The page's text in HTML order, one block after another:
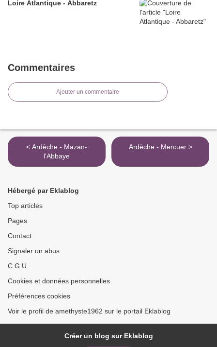
Loire Atlantique - Abbaretz
Commentaires
Ajouter un commentaire
< Ardèche - Mazan-
l'Abbaye
Ardèche - Mercuer >
Hébergé par Eklablog
Top articles
Pages
Contact
Signaler un abus
C.G.U.
Cookies et données personnelles
Préférences cookies
Voir le profil de amethyste1962 sur le portail Eklablog
Créer un blog sur Eklablog